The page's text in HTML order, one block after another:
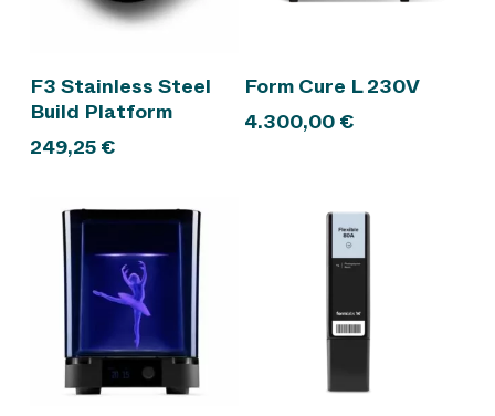
In den Warenkorb
F3 Stainless Steel
Build Platform
249,25€
In den Warenkorb
Form Cure L 230V
4.300,00€